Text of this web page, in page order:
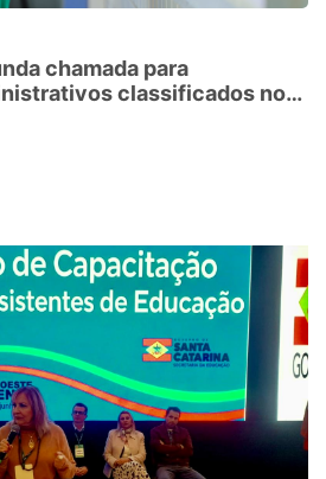
chamada para
classificados no